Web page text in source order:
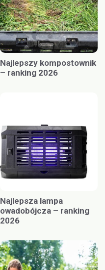
Najlepszy kompostownik
– ranking 2026
Najlepsza lampa
owadobójcza – ranking
2026